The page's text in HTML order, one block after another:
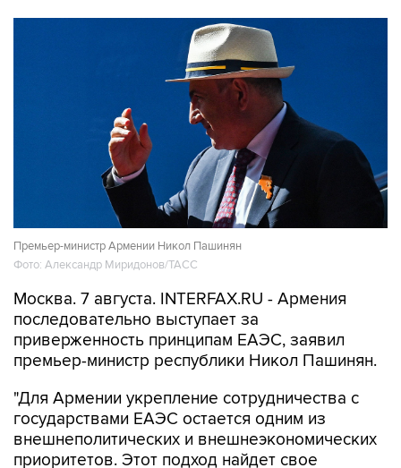
Премьер-министр Армении Никол Пашинян
Фото: Александр Миридонов/ТАСС
Москва. 7 августа. INTERFAX.RU - Армения
последовательно выступает за
приверженность принципам ЕАЭС, заявил
премьер-министр республики Никол Пашинян.
"Для Армении укрепление сотрудничества с
государствами ЕАЭС остается одним из
внешнеполитических и внешнеэкономических
приоритетов. Этот подход найдет свое